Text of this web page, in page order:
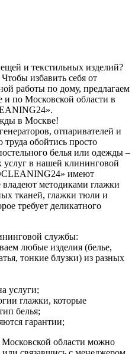
и текстильных изделий?
избавить себя от
работы по дому, предлагаем
и по Московской области в
в Москве!
отпаривателей и
обойтись просто
белья или одежды –
услуг в нашей клининговой
имеют
методиками глажки
тканей, глажки тюли и
требует деликатного
службы:
любые изделия (белье,
тонкие блузки) из разных
услуги;
глажки, которые
белья;
гарантии;
Московской области можно